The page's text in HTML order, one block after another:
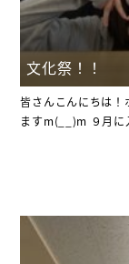
文化祭！！
皆さんこんにちは！
ますm(__)m ９月に
皆さんも体調管理
た楽しかったこと